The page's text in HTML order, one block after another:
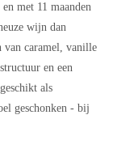
met 11 maanden
wijn dan
van caramel, vanille
en een
als
geschonken - bij